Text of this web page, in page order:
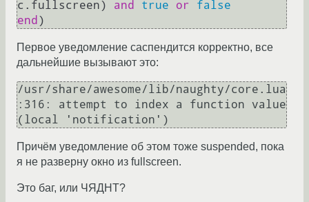
c.fullscreen) and true or
false
end
Первое уведомление саспендится корректно, все
дальнейшие вызывают это:
/usr/share/awesome/lib/naughty/core.lua
:316: attempt to index a function value
Причём уведомление об этом тоже suspended, пока
я не разверну окно из fullscreen.
Это баг, или ЧЯДНТ?